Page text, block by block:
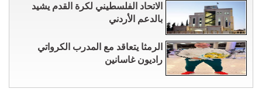
الاتحاد الفلسطيني لكرة القدم يشيد
بالدعم الأردني
الرمثا يتعاقد مع المدرب الكرواتي
راديون غاسانين